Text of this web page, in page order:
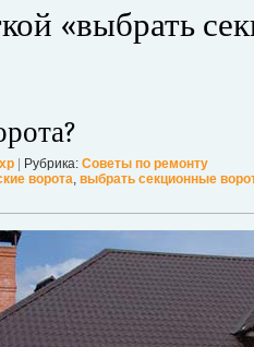
клопы, тараканы, грызуны или
Большинство из паразитов
стать уже вдвое, а то и втрое
А именно: обратиться в проверенную
«выбрать
Рубрика: Советы по ремонту
ворота, выбрать секционные